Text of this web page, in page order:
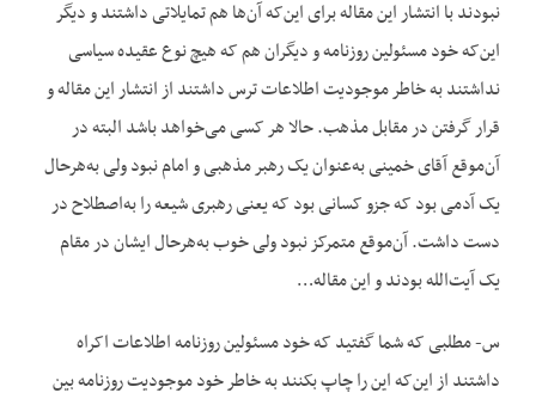
نبودند با انتشار این مقاله برای این‌که آن‌ها هم تمایلاتی داشتند و دیگر
این‌که خود مسئولین روزنامه و دیگران هم که هیچ نوع عقیده سیاسی
نداشتند به خاطر موجودیت اطلاعات ترس داشتند از انتشار این مقاله و
قرار گرفتن در مقابل مذهب. حالا هر کسی می‌خواهد باشد البته در
آن‌موقع آقای خمینی به‌عنوان یک رهبر مذهبی و امام نبود ولی به‌هرحال
یک آدمی بود که جزو کسانی بود که یعنی رهبری شیعه را به‌اصطلاح در
دست داشت. آن‌موقع متمرکز نبود ولی خوب به‌هرحال ایشان در مقام
یک آیت‌الله بودند و این مقاله…
س- مطلبی که شما گفتید که خود مسئولین روزنامه اطلاعات اکراه
داشتند از این‌که این را چاپ بکنند به خاطر خود موجودیت روزنامه بین